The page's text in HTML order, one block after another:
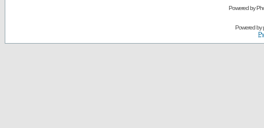
Powered by
Powered by